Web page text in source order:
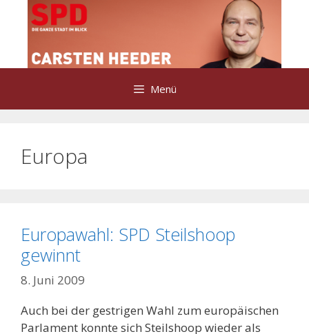
Menü
Europa
Europawahl: SPD Steilshoop
gewinnt
8. Juni 2009
Auch bei der gestrigen Wahl zum europäischen
Parlament konnte sich Steilshoop wieder als